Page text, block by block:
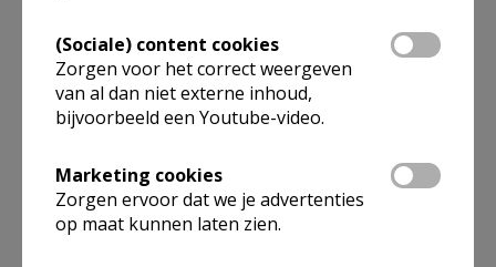
aan ouderen, die uit handen willen geven,
aan jongeren, die initiatief willen nemen,
aan herders die willen delegeren,
Zodat wanneer de Heer hier aan komt meren,
we met zijn allen ons gaan amuseren,
(Sociale) content cookies
Zorgen voor het correct weergeven
van al dan niet externe inhoud,
bijvoorbeeld een Youtube-video.
Marketing cookies
Zorgen ervoor dat we je advertenties
op maat kunnen laten zien.